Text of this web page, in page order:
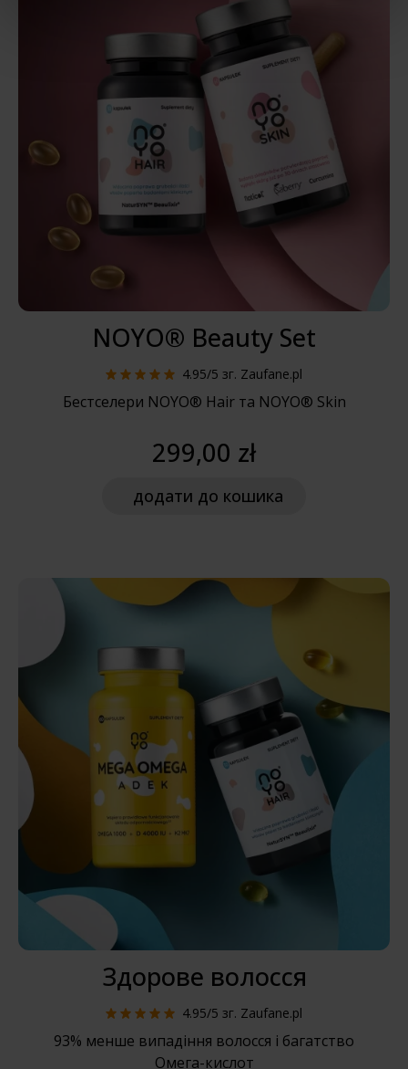
NOYO® Beauty Set
4.95/5 зг. Zaufane.pl
Бестселери NOYO® Hair та NOYO® Skin
299,00 zł
додати до кошика
Здорове волосся
4.95/5 зг. Zaufane.pl
93% менше випадіння волосся і багатство
Омега-кислот